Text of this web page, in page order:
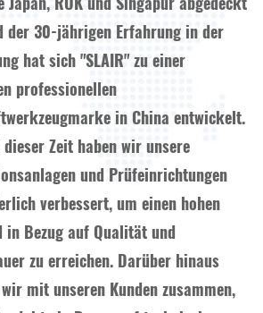
der 30-jährigen Erfahrung in der
hat sich "SLAIR" zu einer
professionellen
in China entwickelt.
dieser Zeit haben wir unsere
und Prüfeinrichtungen
verbessert, um einen hohen
in Bezug auf Qualität und
zu erreichen. Darüber hinaus
mit unseren Kunden zusammen,